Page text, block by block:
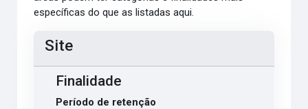
específicas do que as listadas aqui.
Site
Finalidade
Período de retenção